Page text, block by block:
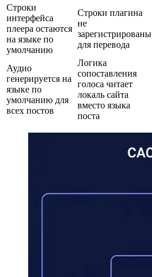
Строки
интерфейса
плеера остаются
на языке по
умолчанию
Строки плагина
не
зарегистрированы
для перевода
Аудио
генерируется на
языке по
умолчанию для
всех постов
Логика
сопоставления
голоса читает
локаль сайта
вместо языка
поста